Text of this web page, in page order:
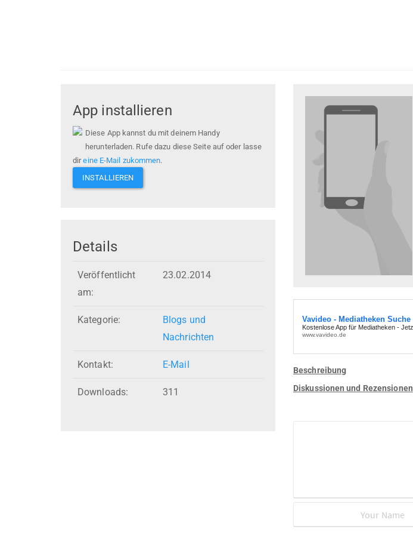
App installieren
Diese App kannst du mit deinem Handy
herunterladen. Rufe dazu diese Seite auf oder lasse
direine E-Mail zukommen.
INSTALLIEREN
Details
Veröffentlicht
am:
23.02.2014
Kategorie:
Blogs und
Nachrichten
Kontakt: E-Mail
Downloads: 311
Beschreibung
Diskussionen und Rezensionen